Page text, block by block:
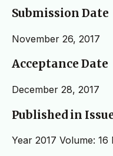
Submission Date
November 26, 2017
Acceptance Date
December 28, 2017
Published in
Year 2017 Volume: 16